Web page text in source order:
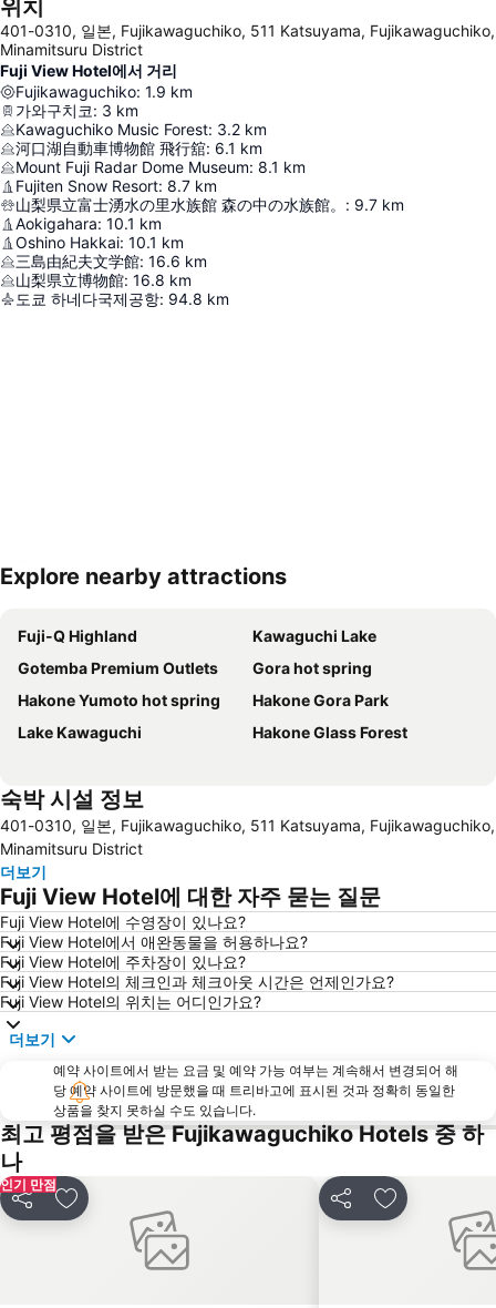
위치
401-0310, 일본, Fujikawaguchiko, 511 Katsuyama, Fujikawaguchiko,
Minamitsuru District
Fuji View Hotel에서 거리
Fujikawaguchiko: 1.9 km
가와구치코: 3 km
Kawaguchiko Music Forest: 3.2 km
河口湖自動車博物館 飛行舘: 6.1 km
Mount Fuji Radar Dome Museum: 8.1 km
Fujiten Snow Resort: 8.7 km
山梨県立富士湧水の里水族館 森の中の水族館。 : 9.7 km
Aokigahara: 10.1 km
Oshino Hakkai: 10.1 km
三島由紀夫文学館: 16.6 km
山梨県立博物館: 16.8 km
도쿄 하네다국제공항: 94.8 km
Explore nearby attractions
Fuji-Q Highland
Kawaguchi Lake
Gotemba Premium Outlets
Gora hot spring
Hakone Yumoto hot spring
Hakone Gora Park
Lake Kawaguchi
Hakone Glass Forest
숙박 시설 정보
401-0310, 일본, Fujikawaguchiko, 511 Katsuyama, Fujikawaguchiko,
Minamitsuru District
더보기
Fuji View Hotel에 대한 자주 묻는 질문
Fuji View Hotel에 수영장이 있나요?
Fuji View Hotel에서 애완동물을 허용하나요?
Fuji View Hotel에 주차장이 있나요?
Fuji View Hotel의 체크인과 체크아웃 시간은 언제인가요?
Fuji View Hotel의 위치는 어디인가요?
더보기
예약 사이트에서 받는 요금 및 예약 가능 여부는 계속해서 변경되어 해
당 예약 사이트에 방문했을 때 트리바고에 표시된 것과 정확히 동일한
상품을 찾지 못하실 수도 있습니다.
최고 평점을 받은 Fujikawaguchiko Hotels 중 하
나
인기 만점
공유 즐겨찾기에 추가 공유 즐겨찾기에